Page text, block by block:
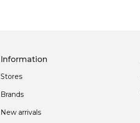
Information
Stores
Brands
New arrivals